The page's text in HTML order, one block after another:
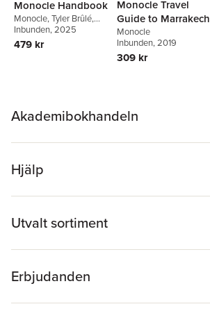
Monocle Handbook
Monocle,Tyler Brûlé,
Tyler Brûlé,Andrew Tuck
Chiara Rimella
Inbunden, 2025
479 kr
Monocle Travel
Guide to Marrakech
Monocle
Inbunden, 2019
309 kr
Akademibokhandeln
Hjälp
Utvalt sortiment
Erbjudanden